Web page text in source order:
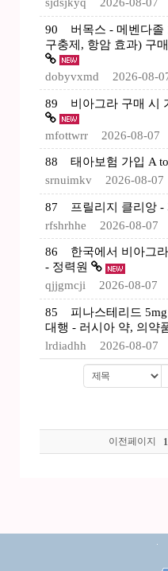
sjdsjkyq
2026-08-07
90
버목스 - 메벤다졸
구충제, 항암 효과) 구
dobyvxmd 2026-08-
89 비아그라 구매 시
mfottwrr 2026-08-07
88
태아보험 가입 A
srnuimkv
2026-08-07
87
프릴리지 클리앙 -
rfshrhhe
2026-08-07
86
한국에서 비아그
- 정력원
qjjgmcji
2026-08-07
85
피나스테리드
대행 - 러시아 약, 의약
lrdiadhh
2026-08-07
이전페이지